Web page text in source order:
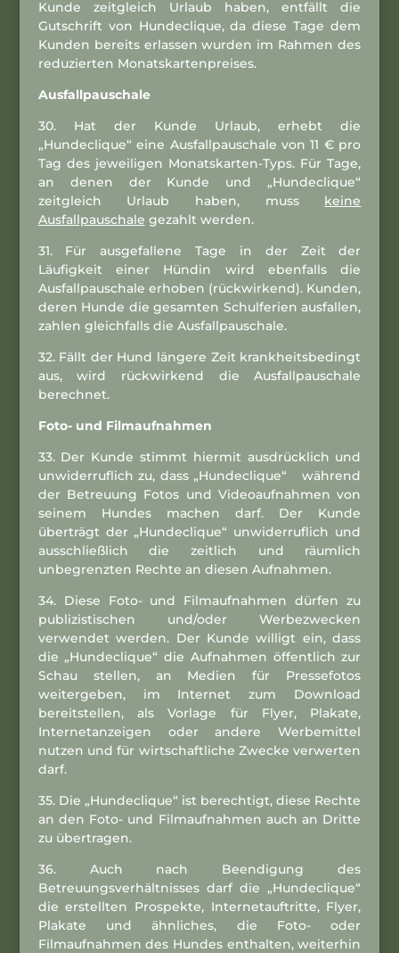
Kunde zeitgleich Urlaub haben, entfällt die
Gutschrift von Hundeclique, da diese Tage dem
Kunden bereits erlassen wurden im Rahmen des
reduzierten Monatskartenpreises.
Ausfallpauschale
30. Hat der Kunde Urlaub, erhebt die
„Hundeclique“ eine Ausfallpauschale von 11 € pro
Tag des jeweiligen Monatskarten-Typs. Für Tage,
an denen der Kunde und „Hundeclique“
zeitgleich Urlaub haben, muss keine
Ausfallpauschale gezahlt werden.
31. Für ausgefallene Tage in der Zeit der
Läufigkeit einer Hündin wird ebenfalls die
Ausfallpauschale erhoben (rückwirkend). Kunden,
deren Hunde die gesamten Schulferien ausfallen,
zahlen gleichfalls die Ausfallpauschale.
32. Fällt der Hund längere Zeit krankheitsbedingt
aus, wird rückwirkend die Ausfallpauschale
berechnet.
Foto- und Filmaufnahmen
33. Der Kunde stimmt hiermit ausdrücklich und
unwiderruflich zu, dass „Hundeclique“ während
der Betreuung Fotos und Videoaufnahmen von
seinem Hundes machen darf. Der Kunde
überträgt der „Hundeclique“ unwiderruflich und
ausschließlich die zeitlich und räumlich
unbegrenzten Rechte an diesen Aufnahmen.
34. Diese Foto- und Filmaufnahmen dürfen zu
publizistischen und/oder Werbezwecken
verwendet werden. Der Kunde willigt ein, dass
die „Hundeclique“ die Aufnahmen öffentlich zur
Schau stellen, an Medien für Pressefotos
weitergeben, im Internet zum Download
bereitstellen, als Vorlage für Flyer, Plakate,
Internetanzeigen oder andere Werbemittel
nutzen und für wirtschaftliche Zwecke verwerten
darf.
35. Die „Hundeclique“ ist berechtigt, diese Rechte
an den Foto- und Filmaufnahmen auch an Dritte
zu übertragen.
36. Auch nach Beendigung des
Betreuungsverhältnisses darf die „Hundeclique“
die erstellten Prospekte, Internetauftritte, Flyer,
Plakate und ähnliches, die Foto- oder
Filmaufnahmen des Hundes enthalten, weiterhin